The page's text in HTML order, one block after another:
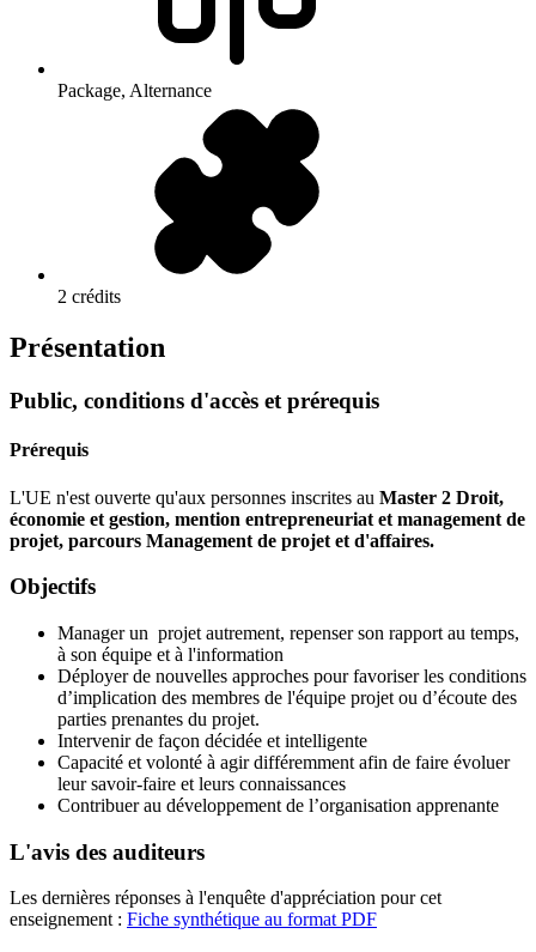
Package, Alternance
2 crédits
Présentation
Public, conditions d'accès et prérequis
Prérequis
L'UE n'est ouverte qu'aux personnes inscrites au Master 2 Droit,
économie et gestion, mention entrepreneuriat et management de
projet, parcours Management de projet et d'affaires.
Objectifs
Manager un projet autrement, repenser son rapport au temps,
à son équipe et à l'information
Déployer de nouvelles approches pour favoriser les conditions
d’implication des membres de l'équipe projet ou d’écoute des
parties prenantes du projet.
Intervenir de façon décidée et intelligente
Capacité et volonté à agir différemment afin de faire évoluer
leur savoir-faire et leurs connaissances
Contribuer au développement de l’organisation apprenante
L'avis des auditeurs
Les dernières réponses à l'enquête d'appréciation pour cet
enseignement : Fiche synthétique au format PDF